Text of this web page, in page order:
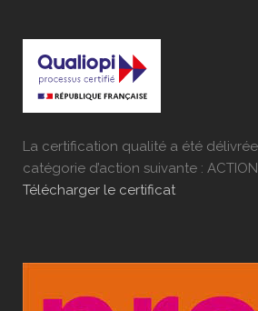
La certification qualité a été
catégorie d’action suivante :
Télécharger le certificat